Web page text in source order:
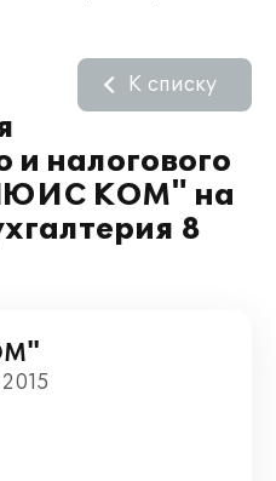
и налогового
КОМ" на
8
К списку